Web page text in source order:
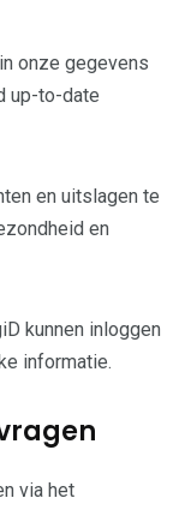
onze gegevens
up-to-date
en uitslagen te
en
kunnen inloggen
informatie.
via het